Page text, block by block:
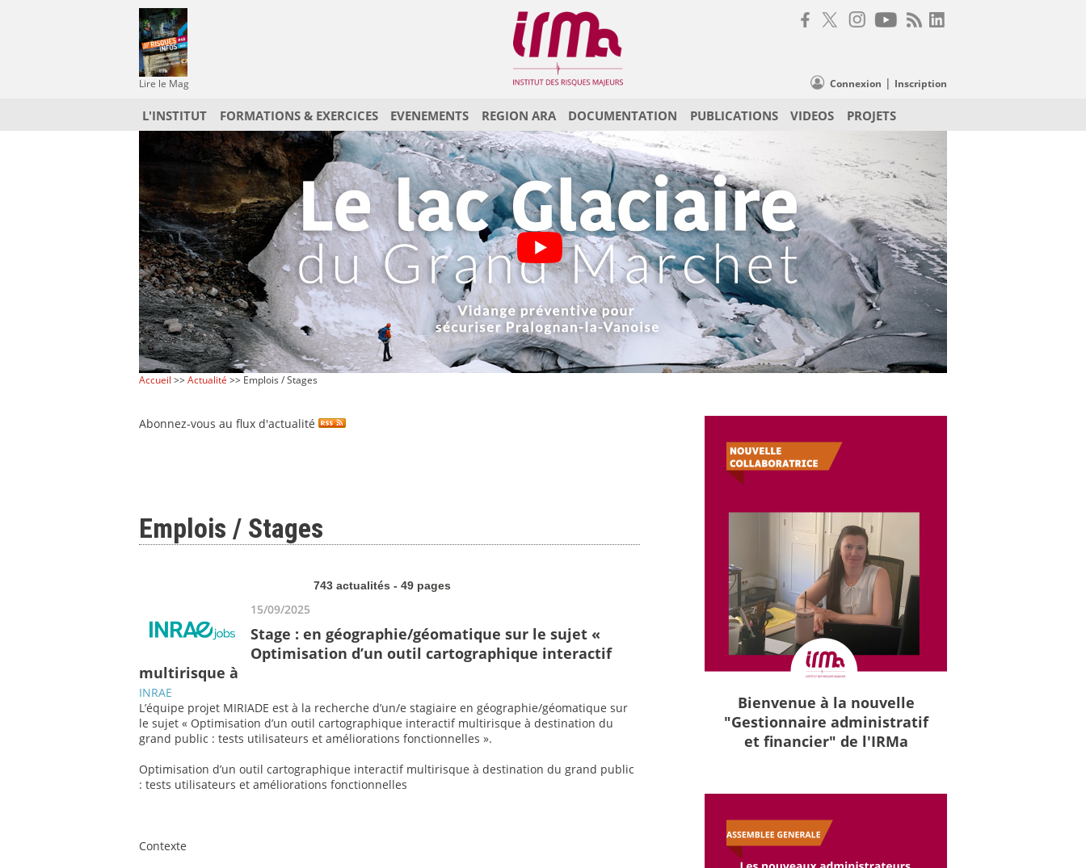
Lire le Mag Connexion | Inscription
L'INSTITUT FORMATIONS & EXERCICES EVENEMENTS REGION ARA DOCUMENTATION PUBLICATIONS VIDEOS PROJETS
Accueil >>Actualité >> Emplois / Stages
Abonnez-vous au flux d'actualité
Emplois / Stages
743 actualités - 49 pages
15/09/2025
Stage : en géographie/géomatique sur le sujet «
Optimisation d’un outil cartographique interactif
multirisque à
INRAE
L’équipe projet MIRIADE est à la recherche d’un/e stagiaire en géographie/géomatique sur
le sujet « Optimisation d’un outil cartographique interactif multirisque à destination du
grand public : tests utilisateurs et améliorations fonctionnelles ».
Optimisation d’un outil cartographique interactif multirisque à destination du grand public
: tests utilisateurs et améliorations fonctionnelles
Contexte
Bienvenue à la nouvelle
"Gestionnaire administratif
et financier" de l'IRMa